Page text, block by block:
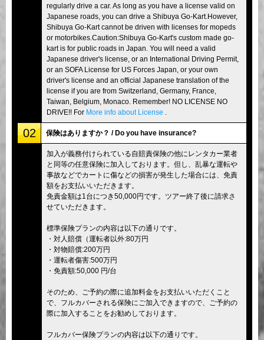
regularly drive a car. As long as you have a license valid on
Japanese roads, you can drive a Shibuya Go-Kart.However,
Shibuya Go-Kart cannot be driven with licenses for mopeds
or motorbikes.Caution:Shibuya Go-Kart's custom made go-
kart is for public roads in Japan. You will need a valid
Japanese driver's license, or an International Driving Permit,
or an SOFA License for US Forces Japan, or your own
driver's license and an official Japanese translation of the
license if you are from Switzerland, Germany, France,
Taiwan, Belgium, Monaco. Remember! NO LICENSE NO
DRIVE!! For More info about License
02 保険はありますか？ / Do you have insurance?
加入が義務付けられている自賠責保険の他にレンタカー業者
と同等の任意保険に加入しております。但し、乱暴な運転や
事故などでカートに傷などの損害が発生した場合には、免責
額をお支払いいただきます。
免責金額は1台につき50,000円です。ツアー終了後に請求さ
せていただきます。
標準保険プランの内容は以下の通りです。
・対人賠償（運転者以外:80万円
・対物賠償:200万円
・運転者傷害:500万円
・免責額:50,000 円/台
そのため、ご予約の際に追加料金をお支払いいただくこと
で、フルカバーされる保険にご加入できますので、ご予約の
際に加入することをお勧めしております。
フルカバー保険プランの内容は以下の通りです。